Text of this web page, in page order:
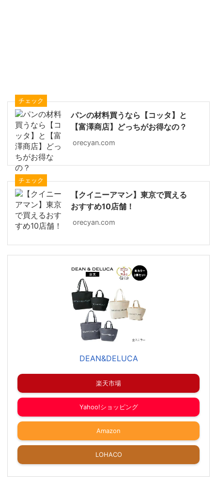
チェック
パンの材料買うなら【コッタ】と
【富澤商店】どっちがお得なの？
orecyan.com
チェック
【クイニーアマン】東京で買える
おすすめ10店舗！
orecyan.com
DEAN&DELUCA
楽天市場
Yahoo!ショッピング
Amazon
LOHACO